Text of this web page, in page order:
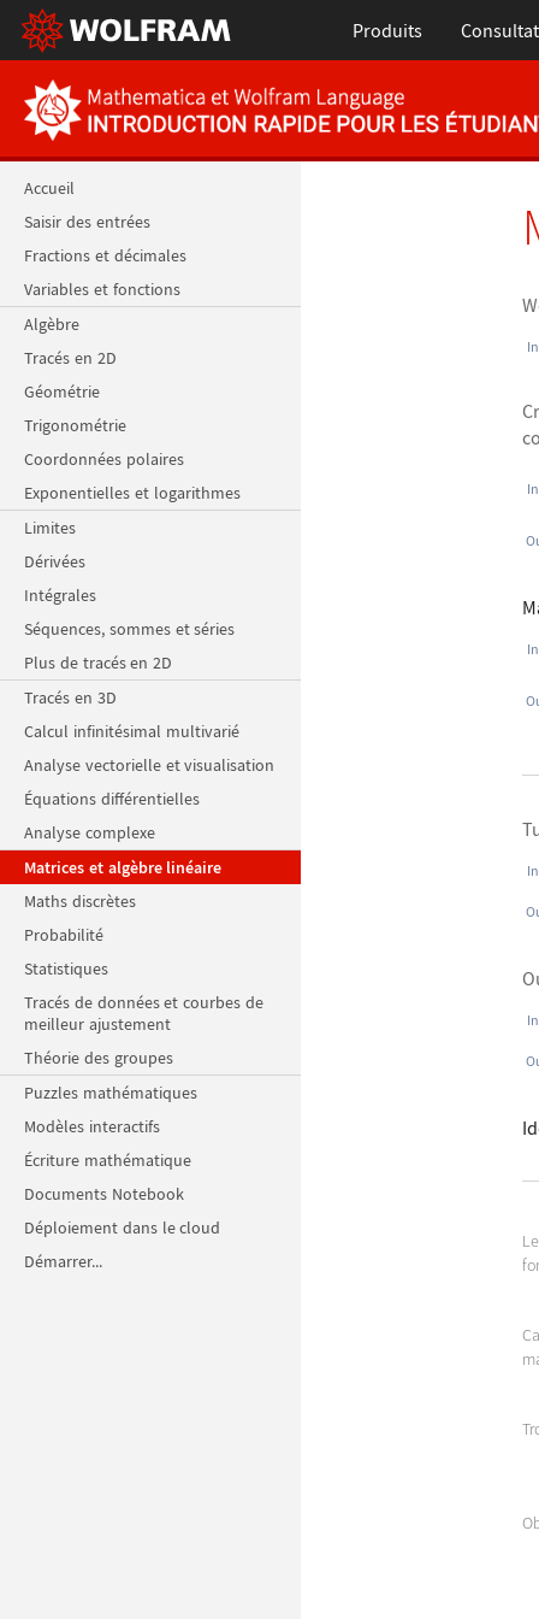
Produits
Accueil
Saisir des entrées
Fractions et décimales
Variables et fonctions
Algèbre
Tracés en 2D
Géométrie
Trigonométrie
Coordonnées polaires
Exponentielles et logarithmes
Limites
Dérivées
Intégrales
Séquences, sommes et séries
Plus de tracés en 2D
Tracés en 3D
Calcul infinitésimal multivarié
Analyse vectorielle et visualisation
Équations différentielles
Analyse complexe
Matrices et algèbre linéaire
Maths discrètes
Probabilité
Statistiques
Tracés de données et courbes de
meilleur ajustement
Théorie des groupes
Puzzles mathématiques
Modèles interactifs
Écriture mathématique
Documents Notebook
Déploiement dans le cloud
Démarrer...